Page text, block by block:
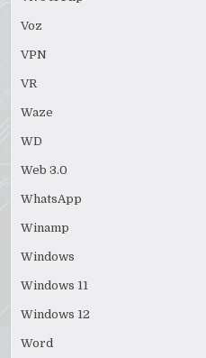
Voz
VPN
VR
Waze
WD
Web 3.0
WhatsApp
Winamp
Windows
Windows 11
Windows 12
Word